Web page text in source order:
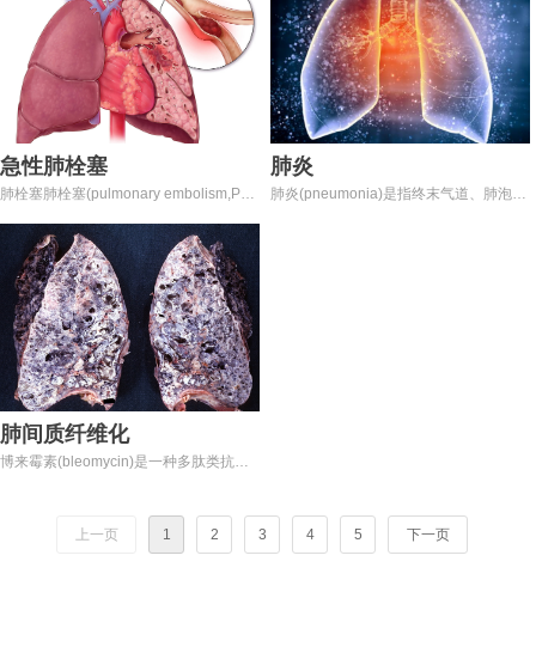
高，最终导致右心功能衰竭的肺血管疾
病。
野百合碱诱导的肺动脉高压大鼠是一种较
为理想的肺动脉高压动物模型，野百合碱
是双吡咯类生物碱，在肝脏内经P450单
氧化酶转化后，经血液循环到达肺脏，能
够选择性损伤肺血管内皮，引起慢性血管
炎性病变，更接近临床发病的机制。
急性肺栓塞
肺栓塞肺栓塞(pulmonary embolism,PE)
及其分支引起肺循环障碍的临床和病理生
理综合征，其病理、病理生理、临床表现
与血栓的大小、形状及堵塞肺血管床的部
位和范围有关，因而表现出不同的临床类
型，即猝死型、急性肺心病型、肺栓塞和
不可解释的呼吸困难型。在全世界范围
内，急性血栓性肺栓塞及其原发病深静脉
血栓形成的罹患者已达数百万，且发病
急、病情重，严重威胁着人类的生命和健
康。本实验室常用自体血栓模拟自然发生
的静脉血栓注入肺动脉,制备急性肺栓塞
大鼠动物模型。
肺炎
肺炎(pneumonia)是指终末气道、肺泡和
肺间质纤维化
博来霉素(bleomycin)是一种多肽类抗肿
伤的早期，即肺泡炎阶段，产生大量氧自
上一页 1 2 3 4 5 下一页